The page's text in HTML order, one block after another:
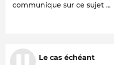
communique sur ce sujet ...
Le cas échéant